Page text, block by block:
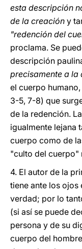
esta descripción
de la creación y
"redención del
proclama. Se
descripción
precisamente a la
el cuerpo
3-5, 7-8) que
de la redención.
igualmente lejana
cuerpo como de
"culto del cuerpo"
4. El autor de la
tiene ante los ojos
verdad; por lo
(si así se puede
persona y de su
cuerpo del